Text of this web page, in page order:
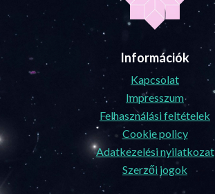
Információk
Kapcsolat
Impresszum
Felhasználási feltételek
Cookie policy
Adatkezelési nyilatkozat
Szerzői jogok